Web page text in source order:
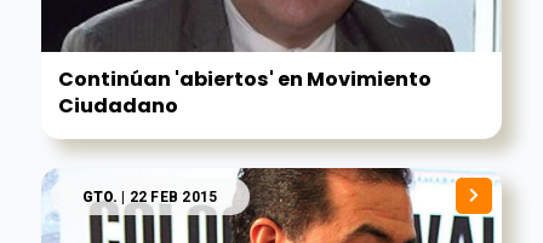
Continúan 'abiertos' en Movimiento
Ciudadano
GTO. | 22 FEB 2015